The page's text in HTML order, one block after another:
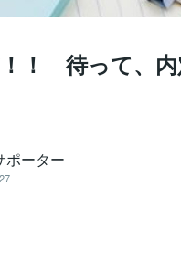
！ 待って、
ポーター